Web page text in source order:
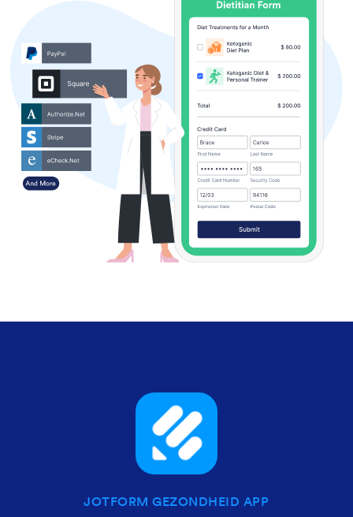
JOTFORM GEZONDHEID APP